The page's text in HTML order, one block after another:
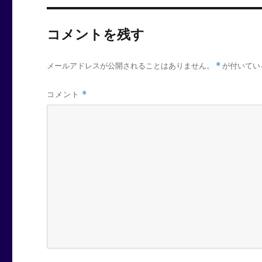
コメントを残す
メールアドレスが公開されることはありません。 * が付いて
コメント *